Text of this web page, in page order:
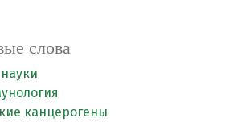
слова
канцерогены